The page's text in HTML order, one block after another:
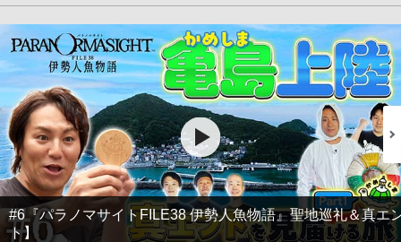
#6『パラノマサイトFILE38 伊勢人魚物語』聖地巡礼＆真
ト】